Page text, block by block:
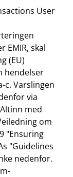
User
skal
(EU)
hendelser
c. Varslingen
via
med
om
"Ensuring
"Guidelines
nedenfor.